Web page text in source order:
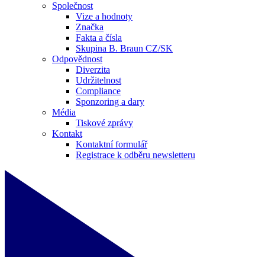
Společnost
Vize a hodnoty
Značka
Fakta a čísla
Skupina B. Braun CZ/SK
Odpovědnost
Diverzita
Udržitelnost
Compliance
Sponzoring a dary
Média
Tiskové zprávy
Kontakt
Kontaktní formulář
Registrace k odběru newsletteru